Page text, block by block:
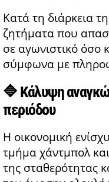
Κατά τη διάρκεια
ζητήματα που
σε αγωνιστικό όσο
σύμφωνα με
🔷 Κάλυψη
περιόδου
Η οικονομική
τμήμα χάντμπολ
της σταθερότητας